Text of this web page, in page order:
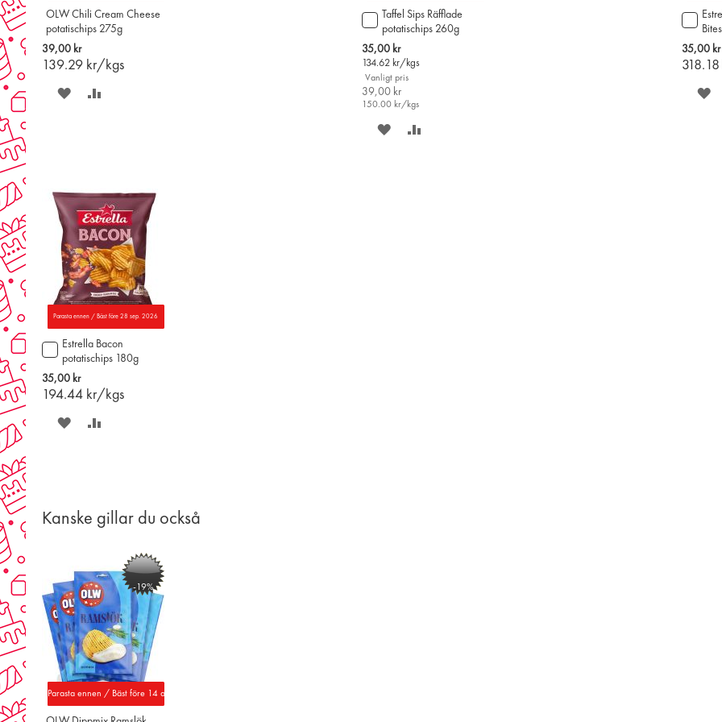
OLW Chili Cream Cheese
potatischips 275g
39,00 kr
139.29 kr/kgs
SPARA
Taffel Sips Räfflade
potatischips 260g
Special
Price
35,00 kr
134.62 kr/kgs
Vanligt pris
39,00 kr
150.00 kr/kgs
Lägg
till
i
varukorgen
SPARA
110g
35,00 kr
318.18
Lägg
till
i
Parasta ennen / Bäst före 28 sep. 2026
Estrella Bacon
potatischips 180g
35,00 kr
194.44 kr/kgs
Lägg
till
i
varukorgen
SPARA
Kanske gillar du också
-19%
Parasta ennen / Bäst före 14 aug. 2026